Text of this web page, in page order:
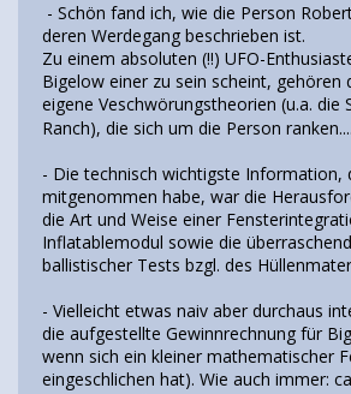
- Schön fand ich, wie die Person
deren Werdegang beschrieben ist.
Zu einem absoluten (!!) UFO-
Bigelow einer zu sein scheint, gehören
eigene Veschwörungstheorien (u.a. die
Ranch), die sich um die Person
- Die technisch wichtigste Information,
mitgenommen habe, war die
die Art und Weise einer
Inflatablemodul sowie die
ballistischer Tests bzgl. des
- Vielleicht etwas naiv aber durchaus
die aufgestellte Gewinnrechnung für
wenn sich ein kleiner mathematischer
eingeschlichen hat). Wie auch immer: